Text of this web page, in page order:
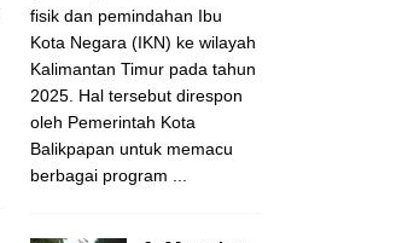
fisik dan pemindahan Ibu
Kota Negara (IKN) ke wilayah
Kalimantan Timur pada tahun
2025. Hal tersebut direspon
oleh Pemerintah Kota
Balikpapan untuk memacu
berbagai program